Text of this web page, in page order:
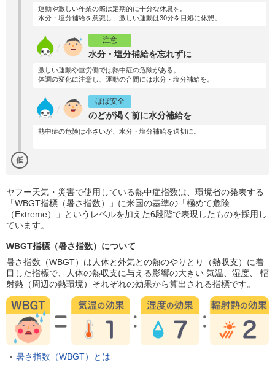
低
運動や激しい作業の際は定期的に十分な休息を。
水分・塩分補給を意識し、激しい運動は30分を目処に休憩。
注意
水分・塩分補給を忘れずに
激しい運動や重労働では熱中症の危険がある。
体調の変化に注意し、運動の合間には水分・塩分補給を。
ほぼ安全
のどが渇く前に水分補給を
熱中症の危険は小さいが、水分・塩分補給を適切に。
ヤフー天気・災害で使用している熱中症指数は、環境省の発表する
「WBGT指標（暑さ指数）」に米国の基準の「極めて危険
（Extreme）」というレベルを加えた6段階で表現したものを採用し
ています。
WBGT指標（暑さ指数）について
暑さ指数（WBGT）は人体と外気との熱のやりとり（熱収支）に着
目した指標で、人体の熱収支に与える影響の大きい 気温、湿度、 輻
射熱（周辺の熱環境）それぞれの効果から算出される指標です。
暑さ指数（WBGT）とは